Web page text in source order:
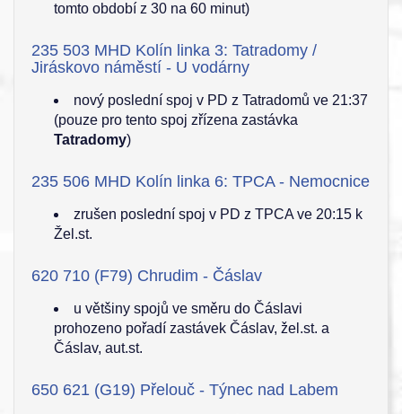
tomto období z 30 na 60 minut)
235 503 MHD Kolín linka 3: Tatradomy /
Jiráskovo náměstí - U vodárny
nový poslední spoj v PD z Tatradomů ve 21:37
(pouze pro tento spoj zřízena zastávka
Tatradomy)
235 506 MHD Kolín linka 6: TPCA - Nemocnice
zrušen poslední spoj v PD z TPCA ve 20:15 k
Žel.st.
620 710 (F79) Chrudim - Čáslav
u většiny spojů ve směru do Čáslavi
prohozeno pořadí zastávek Čáslav, žel.st. a
Čáslav, aut.st.
650 621 (G19) Přelouč - Týnec nad Labem